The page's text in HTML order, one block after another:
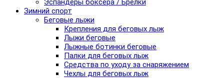
Эспандеры боксера / Брелки
Зимний спорт
Беговые лыжи
Крепления для беговых лыж
Лыжи беговые
Лыжные ботинки беговые
Палки для беговых лыж
Средства по уходу за снаряжением
Чехлы для беговых лыж